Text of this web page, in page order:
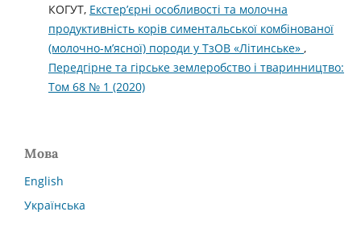
КОГУТ, Екстер’єрні особливості та молочна
продуктивність корів симентальської комбінованої
(молочно-м’ясної) породи у ТзОВ «Літинське» ,
Передгірне та гірське землеробство і тваринництво:
Том 68 № 1 (2020)
Мова
English
Українська